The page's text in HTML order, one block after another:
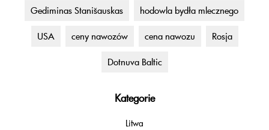
Gediminas Stanišauskas hodowla bydła mlecznego
USA ceny nawozów cena nawozu Rosja
Dotnuva Baltic
Kategorie
Litwa